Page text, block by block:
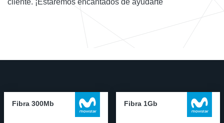
cliente. ¡Estaremos encantados de ayudarte
Fibra 300Mb Fibra 1Gb